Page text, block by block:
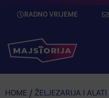
RADNO VRIJEME
HOME / ŽELJEZARIJA I ALATI